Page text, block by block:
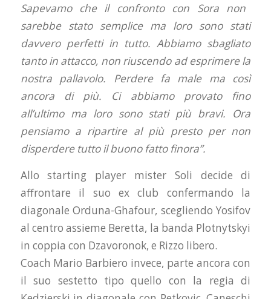
Sapevamo che il confronto con Sora non
sarebbe stato semplice ma loro sono stati
davvero perfetti in tutto. Abbiamo sbagliato
tanto in attacco, non riuscendo ad esprimere la
nostra pallavolo. Perdere fa male ma così
ancora di più. Ci abbiamo provato fino
all’ultimo ma loro sono stati più bravi. Ora
pensiamo a ripartire al più presto per non
disperdere tutto il buono fatto finora”.
Allo starting player mister Soli decide di
affrontare il suo ex club confermando la
diagonale Orduna-Ghafour, scegliendo Yosifov
al centro assieme Beretta, la banda Plotnytskyi
in coppia con Dzavoronok, e Rizzo libero.
Coach Mario Barbiero invece, parte ancora con
il suo sestetto tipo quello con la regia di